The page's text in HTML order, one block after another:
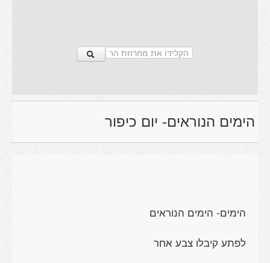
הימים הנוראים- יום כיפור
הימים- הימים הנוראים
לפתע קיבלו צבע אחר